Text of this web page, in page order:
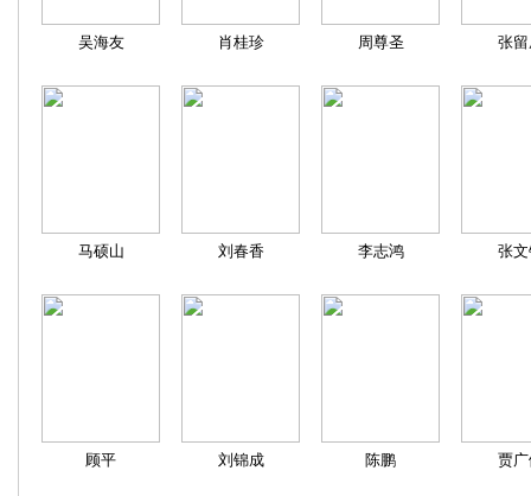
吴海友 肖桂珍 周尊圣 张留
马硕山 刘春香 李志鸿 张文
顾平 刘锦成 陈鹏 贾广